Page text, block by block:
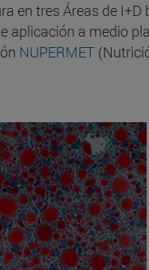
en tres Áreas de
aplicación a medio
NUPERMET